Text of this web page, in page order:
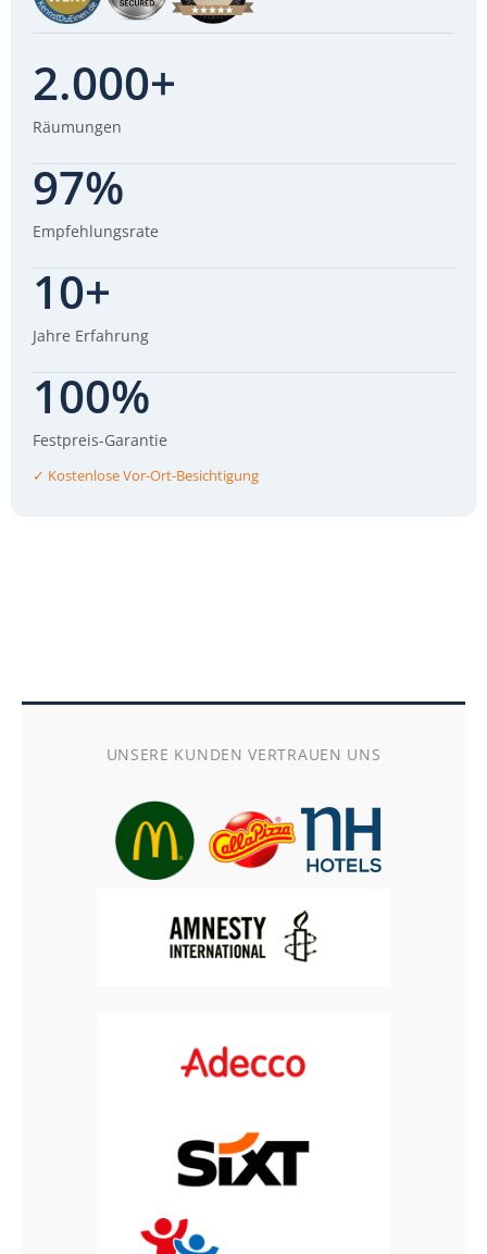
2.000+
Räumungen
97%
Empfehlungsrate
10+
Jahre Erfahrung
100%
Festpreis-Garantie
✓ Kostenlose Vor-Ort-Besichtigung
UNSERE KUNDEN VERTRAUEN UNS